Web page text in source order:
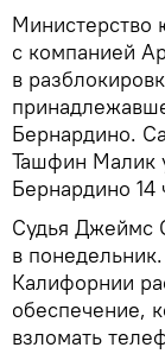
с компанией
в
Бернардино.
Ташфин Малик
Бернардино 14
Судья Джеймс
в
Калифорнии
обеспечение,
взломать